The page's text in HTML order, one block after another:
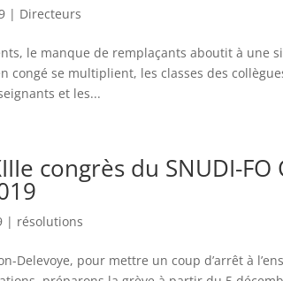
| Directeurs
le manque de remplaçants aboutit à une
congé se multiplient, les classes des
et les...
congrès du SNUDI-
| résolutions
Delevoye, pour mettre un coup d’arrêt à